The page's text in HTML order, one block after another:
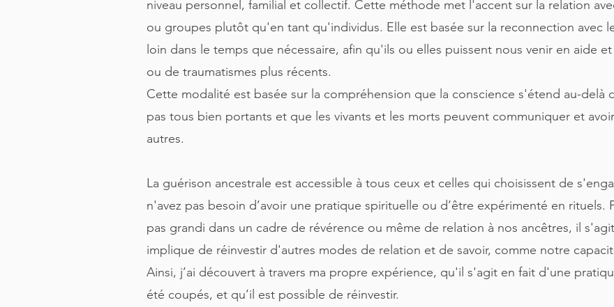
niveau personnel, familial et collectif. Cette méthode met l'accent sur la relation
ou groupes plutôt qu'en tant qu'individus. Elle est basée sur la reconnection avec
loin dans le temps que nécessaire, afin qu'ils ou elles puissent nous venir en aide
ou de traumatismes plus récents.
Cette modalité est basée sur la compréhension que la conscience s'étend au-delà
pas tous bien portants et que les vivants et les morts peuvent communiquer et
autres.
La guérison ancestrale est accessible à tous ceux et celles qui choisissent de
n'avez pas besoin d’avoir une pratique spirituelle ou d’être expérimenté en
pas grandi dans un cadre de révérence ou même de relation à nos ancêtres, il
implique de réinvestir d'autres modes de relation et de savoir, comme notre
Ainsi, j’ai découvert à travers ma propre expérience, qu'il s'agit en fait d'une
été coupés, et qu’il est possible de réinvestir.